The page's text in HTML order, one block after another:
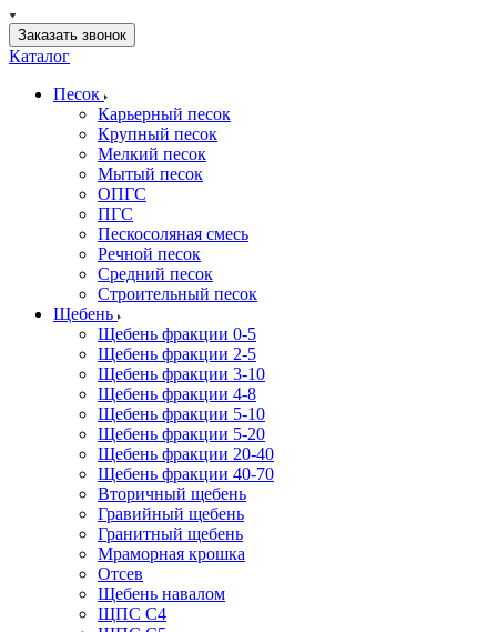
Заказать звонок
Каталог
Песок
Карьерный песок
Крупный песок
Мелкий песок
Мытый песок
ОПГС
ПГС
Пескосоляная смесь
Речной песок
Средний песок
Строительный песок
Щебень
Щебень фракции 0-5
Щебень фракции 2-5
Щебень фракции 3-10
Щебень фракции 4-8
Щебень фракции 5-10
Щебень фракции 5-20
Щебень фракции 20-40
Щебень фракции 40-70
Вторичный щебень
Гравийный щебень
Гранитный щебень
Мраморная крошка
Отсев
Щебень навалом
ЩПС С4